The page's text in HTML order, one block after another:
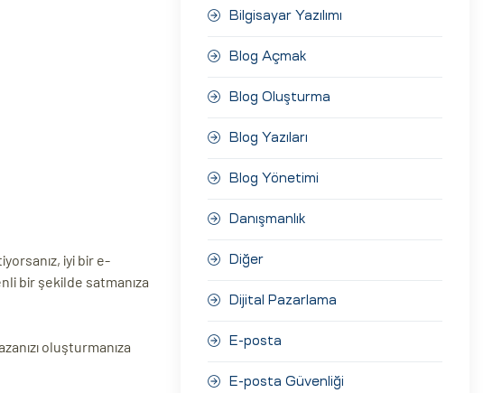
iyi bir e-
bir şekilde satmanıza
oluşturmanıza
Bilgisayar Yazılımı
Blog Açmak
Blog Oluşturma
Blog Yazıları
Blog Yönetimi
Danışmanlık
Diğer
Dijital Pazarlama
E-posta
E-posta Güvenliği